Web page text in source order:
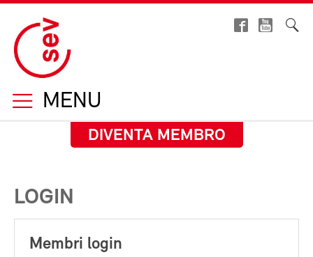
MENU
DIVENTA MEMBRO
LOGIN
Membri login